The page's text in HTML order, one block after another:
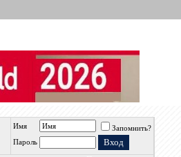
Имя
Запомнить?
Пароль